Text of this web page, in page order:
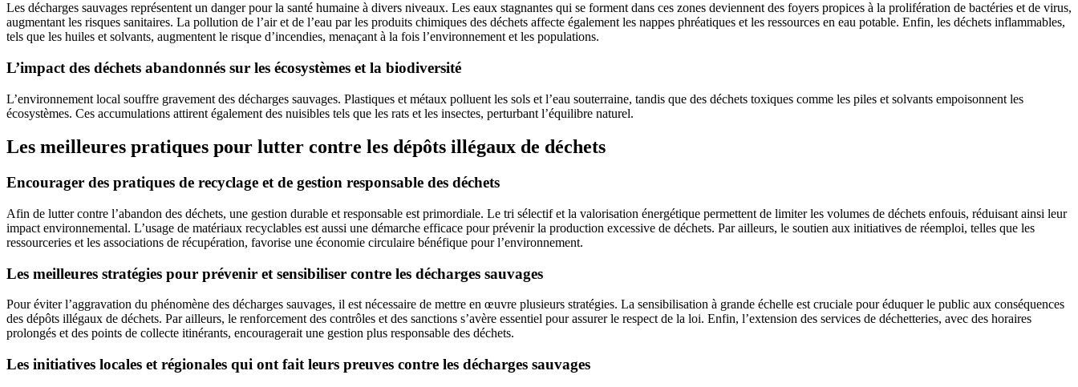
Les décharges sauvages représentent un danger pour la santé humaine à divers niveaux. Les eaux stagnantes qui se forment dans ces zones deviennent des foyers propices à la prolifération de bactéries et de virus,
augmentant les risques sanitaires. La pollution de l’air et de l’eau par les produits chimiques des déchets affecte également les nappes phréatiques et les ressources en eau potable. Enfin, les déchets inflammables,
tels que les huiles et solvants, augmentent le risque d’incendies, menaçant à la fois l’environnement et les populations.
L’impact des déchets abandonnés sur les écosystèmes et la biodiversité
L’environnement local souffre gravement des décharges sauvages. Plastiques et métaux polluent les sols et l’eau souterraine, tandis que des déchets toxiques comme les piles et solvants empoisonnent les
écosystèmes. Ces accumulations attirent également des nuisibles tels que les rats et les insectes, perturbant l’équilibre naturel.
Les meilleures pratiques pour lutter contre les dépôts illégaux de déchets
Encourager des pratiques de recyclage et de gestion responsable des déchets
Afin de lutter contre l’abandon des déchets, une gestion durable et responsable est primordiale. Le tri sélectif et la valorisation énergétique permettent de limiter les volumes de déchets enfouis, réduisant ainsi leur
impact environnemental. L’usage de matériaux recyclables est aussi une démarche efficace pour prévenir la production excessive de déchets. Par ailleurs, le soutien aux initiatives de réemploi, telles que les
ressourceries et les associations de récupération, favorise une économie circulaire bénéfique pour l’environnement.
Les meilleures stratégies pour prévenir et sensibiliser contre les décharges sauvages
Pour éviter l’aggravation du phénomène des décharges sauvages, il est nécessaire de mettre en œuvre plusieurs stratégies. La sensibilisation à grande échelle est cruciale pour éduquer le public aux conséquences
des dépôts illégaux de déchets. Par ailleurs, le renforcement des contrôles et des sanctions s’avère essentiel pour assurer le respect de la loi. Enfin, l’extension des services de déchetteries, avec des horaires
prolongés et des points de collecte itinérants, encouragerait une gestion plus responsable des déchets.
Les initiatives locales et régionales qui ont fait leurs preuves contre les décharges sauvages